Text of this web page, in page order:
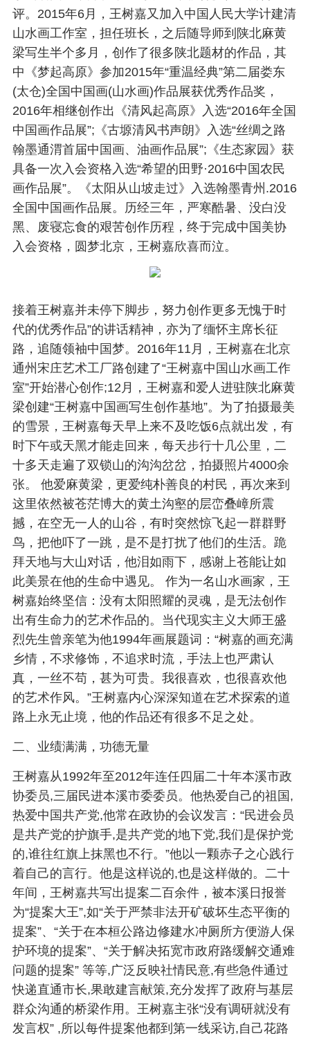
评。2015年6月，王树嘉又加入中国人民大学计建清
山水画工作室，担任班长，之后随导师到陕北麻黄
梁写生半个多月，创作了很多陕北题材的作品，其
中《梦起高原》参加2015年“重温经典”第二届娄东
(太仓)全国中国画(山水画)作品展获优秀作品奖，
2016年相继创作出《清风起高原》入选“2016年全国
中国画作品展”;《古塬清风书声朗》入选“丝绸之路
翰墨通渭首届中国画、油画作品展”;《生态家园》获
具备一次入会资格入选“希望的田野·2016中国农民
画作品展”。《太阳从山坡走过》入选翰墨青州.2016
全国中国画作品展。历经三年，严寒酷暑、没白没
黑、废寝忘食的艰苦创作历程，终于完成中国美协
入会资格，圆梦北京，王树嘉欣喜而泣。
接着王树嘉并未停下脚步，努力创作更多无愧于时
代的优秀作品”的讲话精神，亦为了缅怀主席长征
路，追随领袖中国梦。2016年11月，王树嘉在北京
通州宋庄艺术工厂路创建了“王树嘉中国山水画工作
室”开始潜心创作;12月，王树嘉和爱人进驻陕北麻黄
梁创建“王树嘉中国画写生创作基地”。为了拍摄最美
的雪景，王树嘉每天早上来不及吃饭6点就出发，有
时下午或天黑才能走回来，每天步行十几公里，二
十多天走遍了双锁山的沟沟岔岔，拍摄照片4000余
张。 他爱麻黄梁，更爱纯朴善良的村民，再次来到
这里依然被苍茫博大的黄土沟壑的层峦叠嶂所震
撼，在空无一人的山谷，有时突然惊飞起一群群野
鸟，把他吓了一跳，是不是打扰了他们的生活。跪
拜天地与大山对话，他泪如雨下，感谢上苍能让如
此美景在他的生命中遇见。 作为一名山水画家，王
树嘉始终坚信：没有太阳照耀的灵魂，是无法创作
出有生命力的艺术作品的。当代现实主义大师王盛
烈先生曾亲笔为他1994年画展题词：“树嘉的画充满
乡情，不求修饰，不追求时流，手法上也严肃认
真，一丝不苟，甚为可贵。我很喜欢，也很喜欢他
的艺术作风。”王树嘉内心深深知道在艺术探索的道
路上永无止境，他的作品还有很多不足之处。
二、业绩满满，功德无量
王树嘉从1992年至2012年连任四届二十年本溪市政
协委员,三届民进本溪市委委员。他热爱自己的祖国,
热爱中国共产党,他常在政协的会议发言：“民进会员
是共产党的护旗手,是共产党的地下党,我们是保护党
的,谁往红旗上抹黑也不行。”他以一颗赤子之心践行
着自己的言行。他是这样说的,也是这样做的。二十
年间，王树嘉共写出提案二百余件，被本溪日报誉
为“提案大王”,如“关于严禁非法开矿破坏生态平衡的
提案”、“关于在本桓公路边修建水冲厕所方便游人保
护环境的提案”、“关于解决拓宽市政府路缓解交通难
问题的提案” 等等,广泛反映社情民意,有些急件通过
快递直通市长,果敢建言献策,充分发挥了政府与基层
群众沟通的桥梁作用。王树嘉主张“没有调研就没有
发言权” ,所以每件提案他都到第一线采访,自己花路